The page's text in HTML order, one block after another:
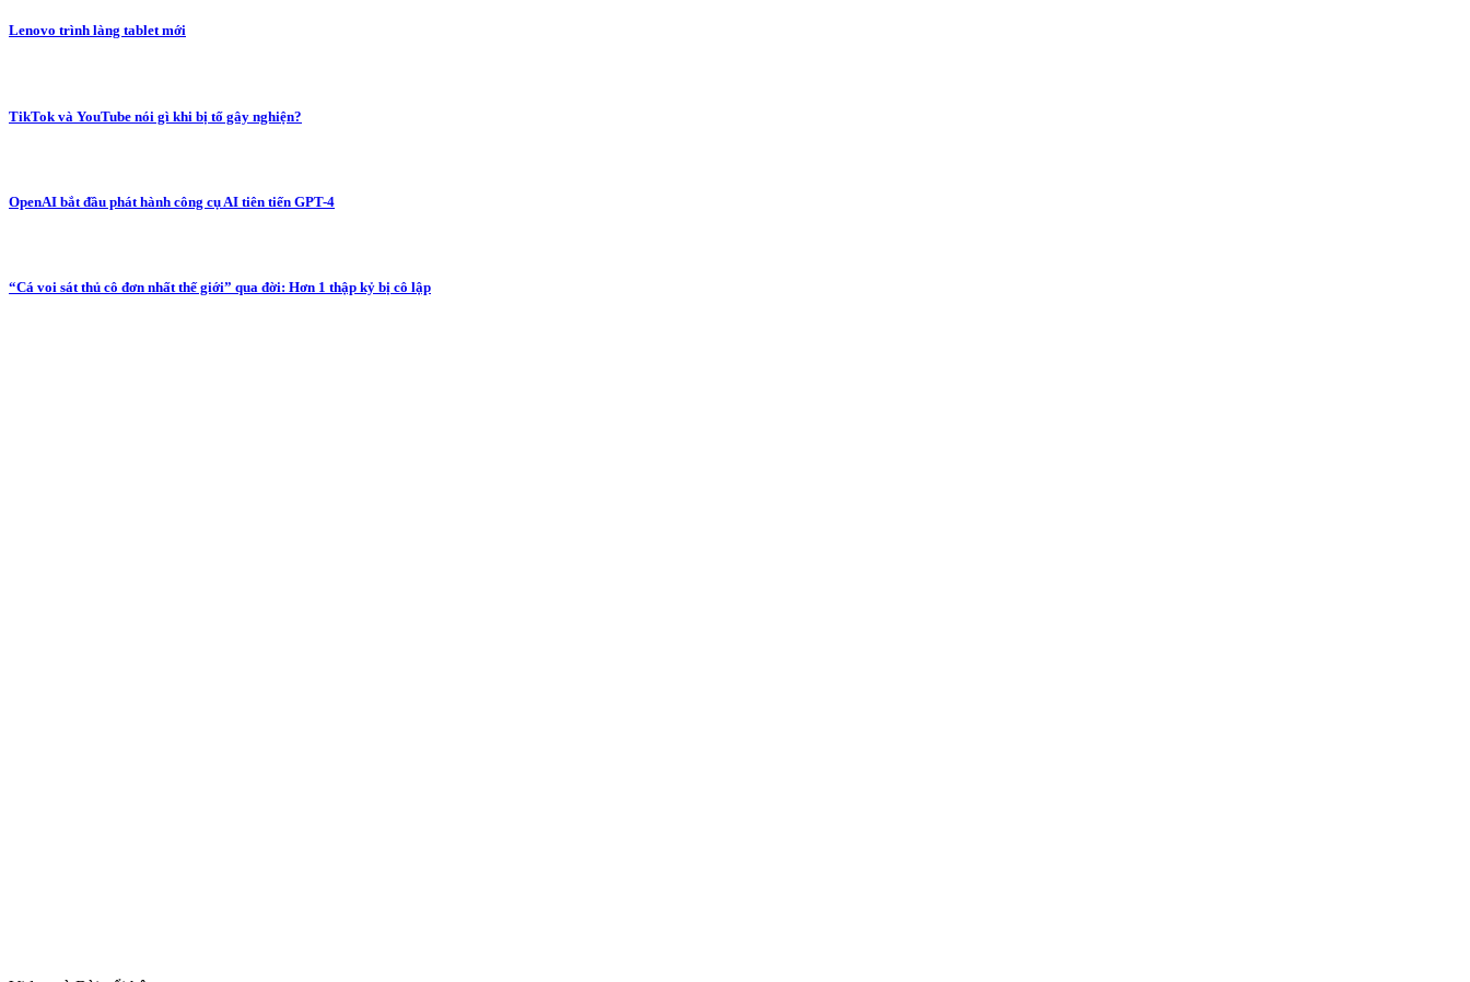
Lenovo trình làng tablet mới
TikTok và YouTube nói gì khi bị tố gây nghiện?
OpenAI bắt đầu phát hành công cụ AI tiên tiến GPT-4
“Cá voi sát thủ cô đơn nhất thế giới” qua đời: Hơn 1 thập kỷ bị cô lập